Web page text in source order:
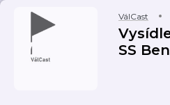
VálCast
SS